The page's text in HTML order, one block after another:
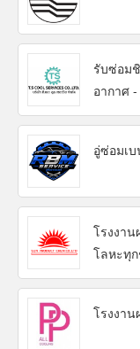
รับซ่อม
อากาศ
อู่ซ่อมเ
โรงงา
โลหะทุ
โรงงา